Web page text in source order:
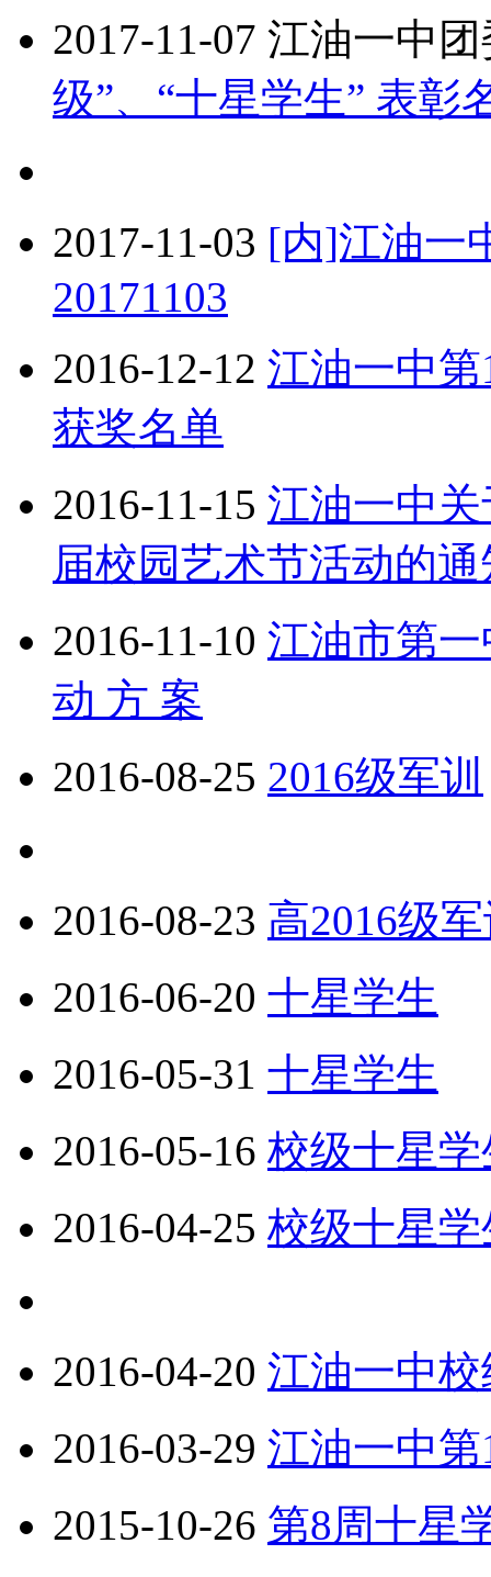
2017-11-07 江油一中团
级”、“十星学生” 表彰
2017-11-03 [内]江油一
20171103
2016-12-12 江油一中
获奖名单
2016-11-15 江油一中
届校园艺术节活动的通
2016-11-10 江油市第
动 方 案
2016-08-25 2016级军训
2016-08-23 高2016级
2016-06-20 十星学生
2016-05-31 十星学生
2016-05-16 校级十星学
2016-04-25 校级十星学
2016-04-20 江油一中
2016-03-29 江油一中
2015-10-26 第8周十星